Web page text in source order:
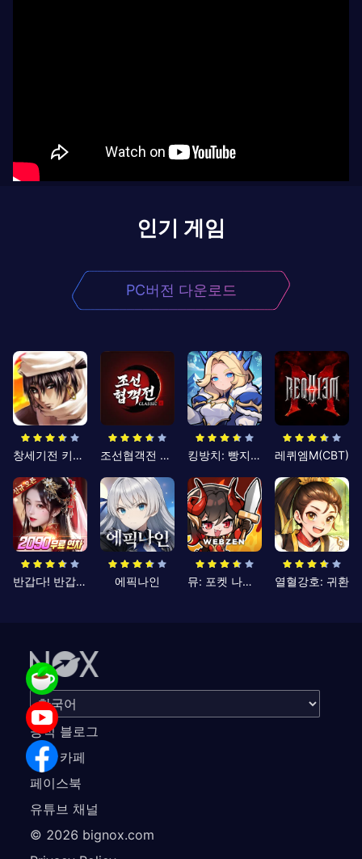
인기 게임
PC버전 다운로드
창세기전 키우기 조선협객전 클래식 킹방치: 빵지의 제왕 레퀴엠M(CBT)
반갑다! 반갑삼국지 에픽나인 뮤: 포켓 나이츠 열혈강호: 귀환
공식 블로그
공식 카페
페이스북
유튜브 채널
© 2026 bignox.com